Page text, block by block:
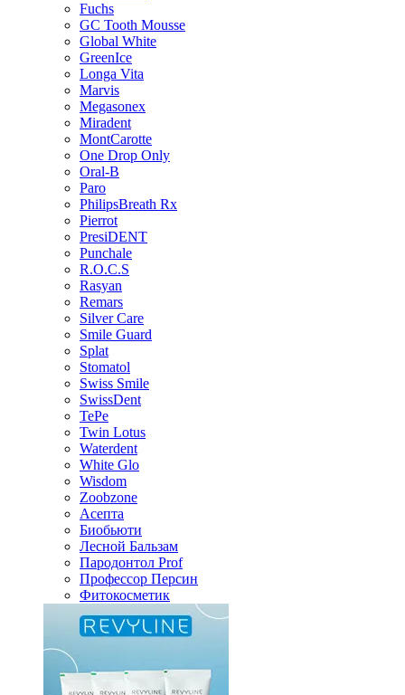
Fuchs
GC Tooth Mousse
Global White
GreenIce
Longa Vita
Marvis
Megasonex
Miradent
MontCarotte
One Drop Only
Oral-B
Paro
PhilipsBreath Rx
Pierrot
PresiDENT
Punchale
R.O.C.S
Rasyan
Remars
Silver Care
Smile Guard
Splat
Stomatol
Swiss Smile
SwissDent
TePe
Twin Lotus
Waterdent
White Glo
Wisdom
Zoobzone
Асепта
Биобьюти
Лесной Бальзам
Пародонтол Prof
Профессор Персин
Фитокосметик